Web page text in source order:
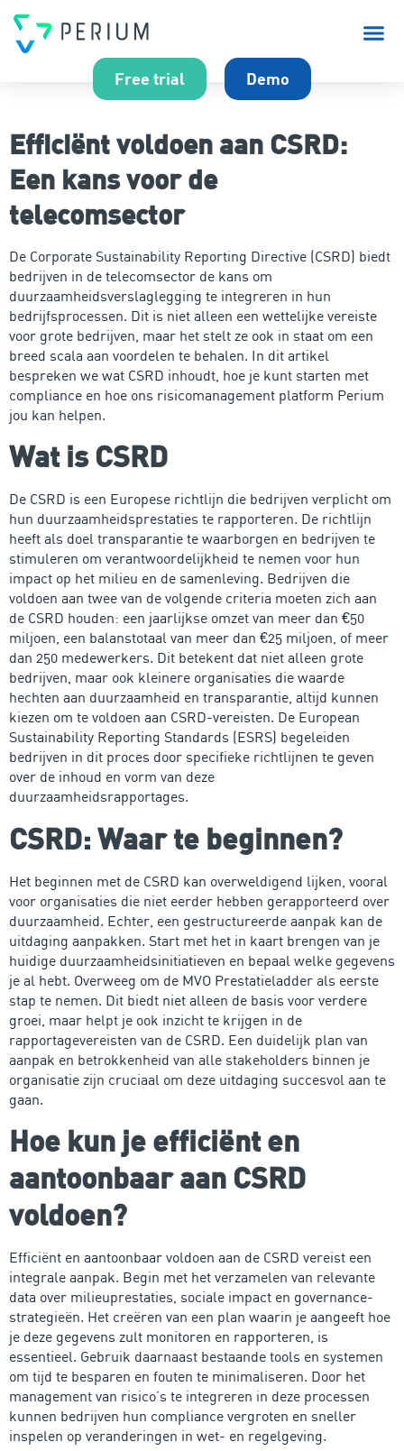
Free trial Demo
Efficiënt voldoen aan CSRD:
Een kans voor de
telecomsector
De Corporate Sustainability Reporting Directive (CSRD) biedt
bedrijven in de telecomsector de kans om
duurzaamheidsverslaglegging te integreren in hun
bedrijfsprocessen. Dit is niet alleen een wettelijke vereiste
voor grote bedrijven, maar het stelt ze ook in staat om een
breed scala aan voordelen te behalen. In dit artikel
bespreken we wat CSRD inhoudt, hoe je kunt starten met
compliance en hoe ons risicomanagement platform Perium
jou kan helpen.
Wat is CSRD
De CSRD is een Europese richtlijn die bedrijven verplicht om
hun duurzaamheidsprestaties te rapporteren. De richtlijn
heeft als doel transparantie te waarborgen en bedrijven te
stimuleren om verantwoordelijkheid te nemen voor hun
impact op het milieu en de samenleving. Bedrijven die
voldoen aan twee van de volgende criteria moeten zich aan
de CSRD houden: een jaarlijkse omzet van meer dan €50
miljoen, een balanstotaal van meer dan €25 miljoen, of meer
dan 250 medewerkers. Dit betekent dat niet alleen grote
bedrijven, maar ook kleinere organisaties die waarde
hechten aan duurzaamheid en transparantie, altijd kunnen
kiezen om te voldoen aan CSRD-vereisten. De European
Sustainability Reporting Standards (ESRS) begeleiden
bedrijven in dit proces door specifieke richtlijnen te geven
over de inhoud en vorm van deze
duurzaamheidsrapportages.
CSRD: Waar te beginnen?
Het beginnen met de CSRD kan overweldigend lijken, vooral
voor organisaties die niet eerder hebben gerapporteerd over
duurzaamheid. Echter, een gestructureerde aanpak kan de
uitdaging aanpakken. Start met het in kaart brengen van je
huidige duurzaamheidsinitiatieven en bepaal welke gegevens
je al hebt. Overweeg om de MVO Prestatieladder als eerste
stap te nemen. Dit biedt niet alleen de basis voor verdere
groei, maar helpt je ook inzicht te krijgen in de
rapportagevereisten van de CSRD. Een duidelijk plan van
aanpak en betrokkenheid van alle stakeholders binnen je
organisatie zijn cruciaal om deze uitdaging succesvol aan te
gaan.
Hoe kun je efficiënt en
aantoonbaar aan CSRD
voldoen?
Efficiënt en aantoonbaar voldoen aan de CSRD vereist een
integrale aanpak. Begin met het verzamelen van relevante
data over milieuprestaties, sociale impact en governance-
strategieën. Het creëren van een plan waarin je aangeeft hoe
je deze gegevens zult monitoren en rapporteren, is
essentieel. Gebruik daarnaast bestaande tools en systemen
om tijd te besparen en fouten te minimaliseren. Door het
management van risico’s te integreren in deze processen
kunnen bedrijven hun compliance vergroten en sneller
inspelen op veranderingen in wet- en regelgeving.